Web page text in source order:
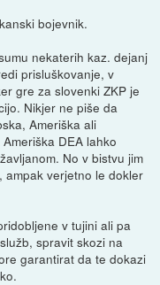
bojevnik.
nekaterih kaz. dejanj
prisluškovanje, v
gre za slovenki ZKP je
Nikjer ne piše da
Ameriška ali
DEA lahko
No v bistvu jim
ampak verjetno le dokler
v tujini ali pa
spravit skozi na
garantirat da te dokazi